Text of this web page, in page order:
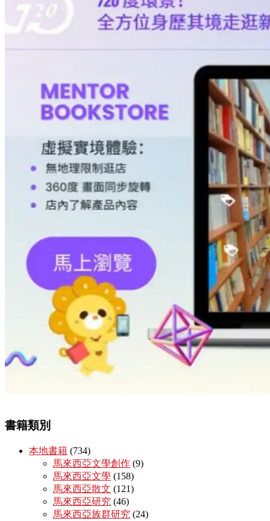
書籍類別
本地書籍 (734)
馬來西亞文學創作 (9)
馬來西亞文學 (158)
馬來西亞散文 (121)
馬來西亞研究 (46)
馬來西亞族群研究 (24)